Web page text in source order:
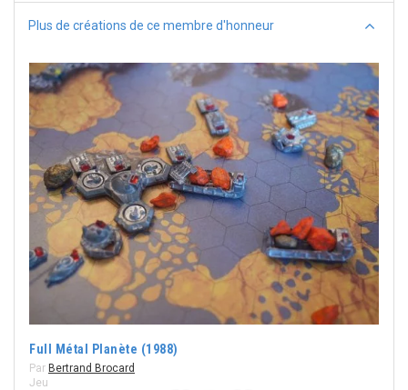
Plus de créations de ce membre d'honneur
Full Métal Planète (1988)
Par Bertrand Brocard
Jeu